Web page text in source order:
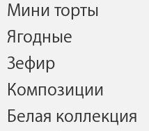
Мини торты
Ягодные
Зефир
Композиции
Белая коллекция